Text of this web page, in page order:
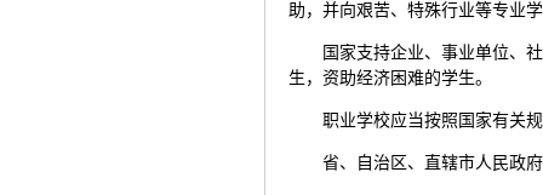
助，并向艰苦、特殊行业等专业
国家支持企业、事业单位、
生，资助经济困难的学生。
职业学校应当按照国家有关
省、自治区、直辖市人民政